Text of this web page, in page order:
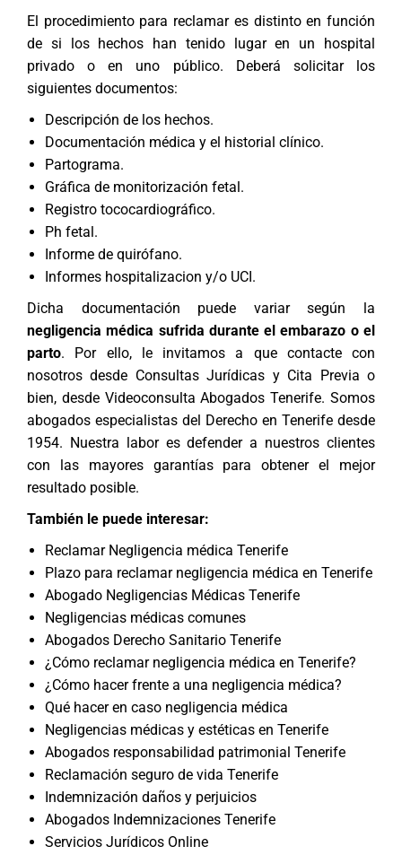
El procedimiento para reclamar es distinto en función
de si los hechos han tenido lugar en un hospital
privado o en uno público. Deberá solicitar los
siguientes documentos:
Descripción de los hechos.
Documentación médica y el historial clínico.
Partograma.
Gráfica de monitorización fetal.
Registro tococardiográfico.
Ph fetal.
Informe de quirófano.
Informes hospitalizacion y/o UCI.
Dicha documentación puede variar según la
negligencia médica sufrida durante el embarazo o el
parto. Por ello, le invitamos a que contacte con
nosotros desde Consultas Jurídicas y Cita Previa o
bien, desde Videoconsulta Abogados Tenerife. Somos
abogados especialistas del Derecho en Tenerife desde
1954. Nuestra labor es defender a nuestros clientes
con las mayores garantías para obtener el mejor
resultado posible.
También le puede interesar:
Reclamar Negligencia médica Tenerife
Plazo para reclamar negligencia médica en Tenerife
Abogado Negligencias Médicas Tenerife
Negligencias médicas comunes
Abogados Derecho Sanitario Tenerife
¿Cómo reclamar negligencia médica en Tenerife?
¿Cómo hacer frente a una negligencia médica?
Qué hacer en caso negligencia médica
Negligencias médicas y estéticas en Tenerife
Abogados responsabilidad patrimonial Tenerife
Reclamación seguro de vida Tenerife
Indemnización daños y perjuicios
Abogados Indemnizaciones Tenerife
Servicios Jurídicos Online